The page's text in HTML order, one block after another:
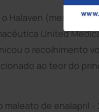
Halaven (mesilato
United
o recolhimento
ao teor do
de enalapril